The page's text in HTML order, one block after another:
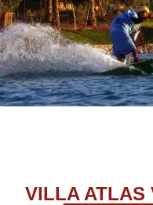
VILLA ATLAS